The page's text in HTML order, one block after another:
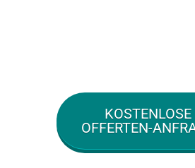
KOSTENLOSE
OFFERTEN-